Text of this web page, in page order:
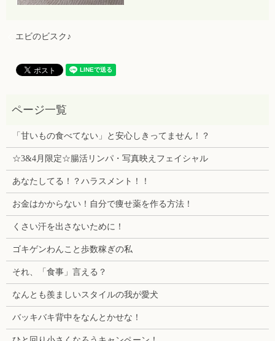
エビのビスク♪
「甘いもの食べてない」と安心しきってません！？
☆3&4月限定☆腸活リンパ・写真映えフェイシャル
あなたしてる！？ハラスメント！！
お金はかからない！自分で痩せ薬を作る方法！
くさい汗を出さないために！
ゴキゲンわんこと歩数稼ぎの私
それ、「食事」言える？
なんとも羨ましいスタイルの我が愛犬
バッキバキ背中をなんとかせな！